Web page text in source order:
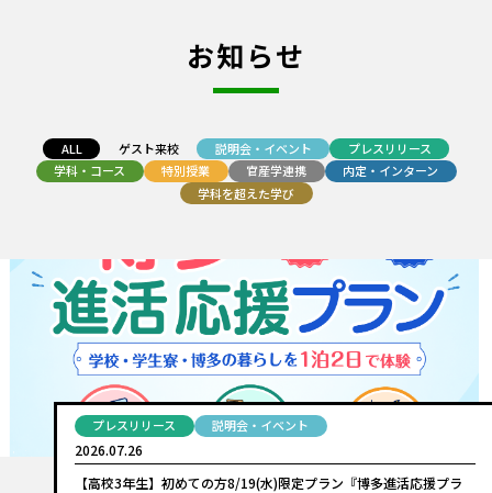
お知らせ
ALL ゲスト来校 説明会・イベント
プレスリリース
学科・コース
特別授業 官産学連携
内定・インターン
学科を超えた学び
プレスリリース 説明会・イベント
2026.07.26
【高校3年生】初めての方8/19(水)限定プラン『博多進活応援プラ